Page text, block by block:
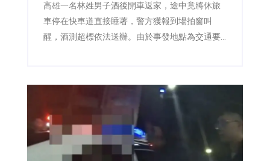
高雄一名林姓男子酒後開車返家，途中竟將休旅
車停在快車道直接睡著，警方獲報到場拍窗叫
醒，酒測超標依法送辦。由於事發地點為交通要